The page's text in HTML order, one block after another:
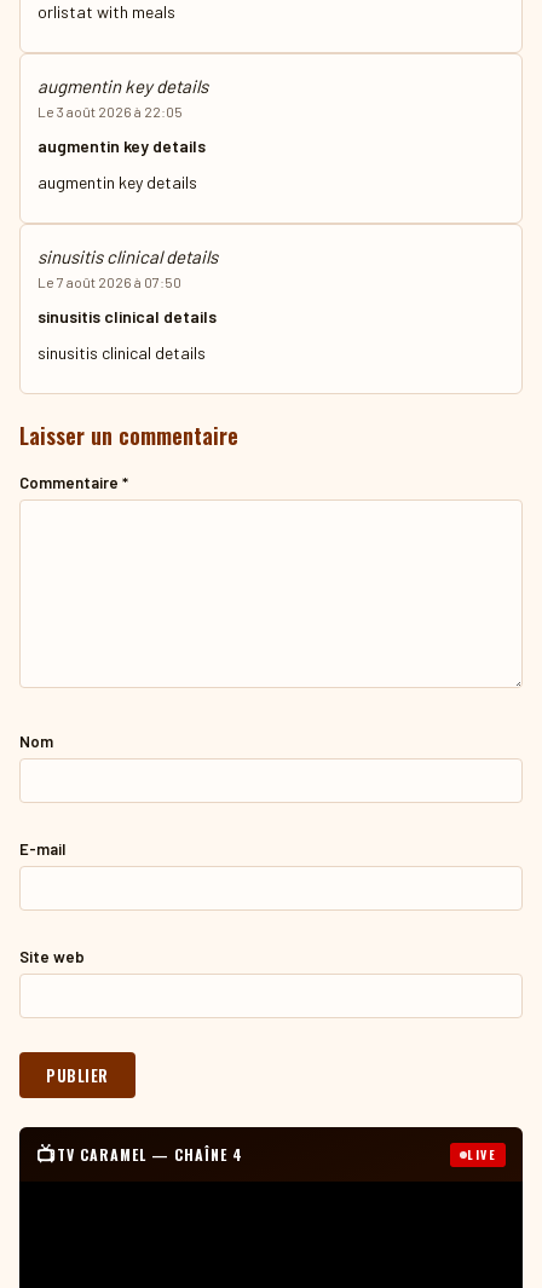
orlistat with meals
augmentin key details
Le 3 août 2026 à 22:05
augmentin key details
augmentin key details
sinusitis clinical details
Le 7 août 2026 à 07:50
sinusitis clinical details
sinusitis clinical details
Laisser un commentaire
Commentaire *
Nom
E-mail
Site web
📺TV CARAMEL — CHAÎNE 4 LIVE